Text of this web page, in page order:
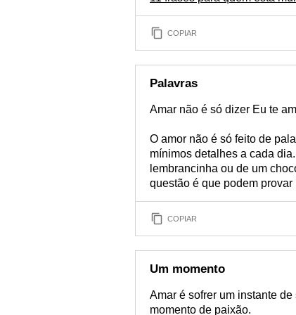
COPIAR
Palavras
Amar não é só dizer Eu te
O amor não é só feito de
mínimos detalhes a cada
lembrancinha ou de um
questão é que podem
COPIAR
Um momento
Amar é sofrer um instante
momento de paixão.